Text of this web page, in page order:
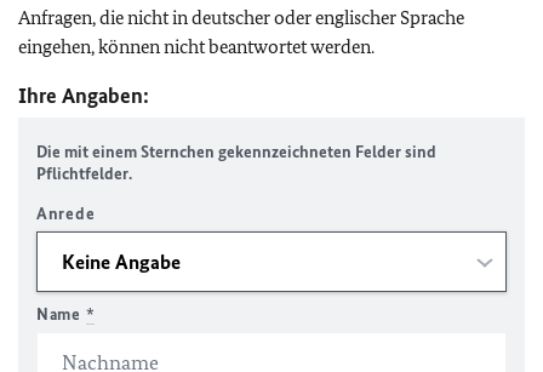
Anfragen, die nicht in deutscher oder englischer Sprache
eingehen, können nicht beantwortet werden.
Ihre Angaben:
Die mit einem Sternchen gekennzeichneten Felder sind
Pflichtfelder.
Anrede
Name *